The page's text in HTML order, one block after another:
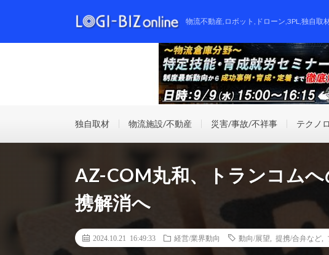
物流不動産,ロボット,ドローン,3PL,独自取
独自取材 物流施設/不動産 災害/事故/不祥事 テクノ
AZ-COM丸和、トランコム
携解消へ
2024.10.21 16:49:33 経営/業界動向 動向/展望 提携/合弁など